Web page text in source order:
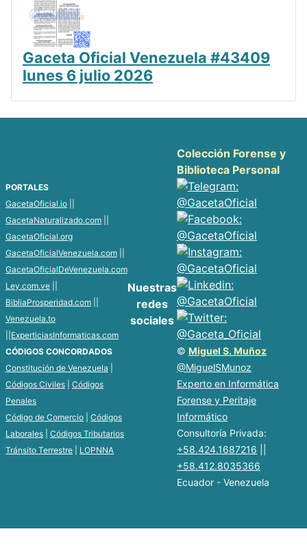
Gaceta Oficial Venezuela #43409
lunes 6 julio 2026
PORTALES
GacetaOficial.io
GacetaNaturalizado.com
GacetaOficial.org
GacetaOficialVenezuela.com
GacetaOficialDeVenezuela.com
Ley.com.ve
BibliaProsperidad.com
Venezuela.to
ExperticiasInformaticas.com
CÓDIGOS CONCORDADOS
Constitución de Venezuela
Códigos Civiles
Códigos
Penales
Código de Comercio
Códigos
Laborales
Códigos Tributarios
Tránsito Terrestre
LOPNNA
Nuestras
redes
sociales
Colección Forense y
Biblioteca Personal
© Miguel S. Muñoz
@MiguelSMunoz
Experto en Informática
Forense y Peritaje
Informático
Consultoría Privada:
+58.424.1687216
+58.412.8035366
Ecuador - Venezuela